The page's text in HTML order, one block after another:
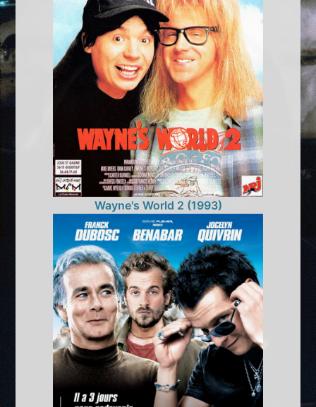
Wayne's World 2 (1993)